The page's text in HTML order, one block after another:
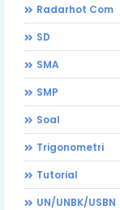
Radarhot Com
SD
SMA
SMP
Soal
Trigonometri
Tutorial
UN/UNBK/USBN